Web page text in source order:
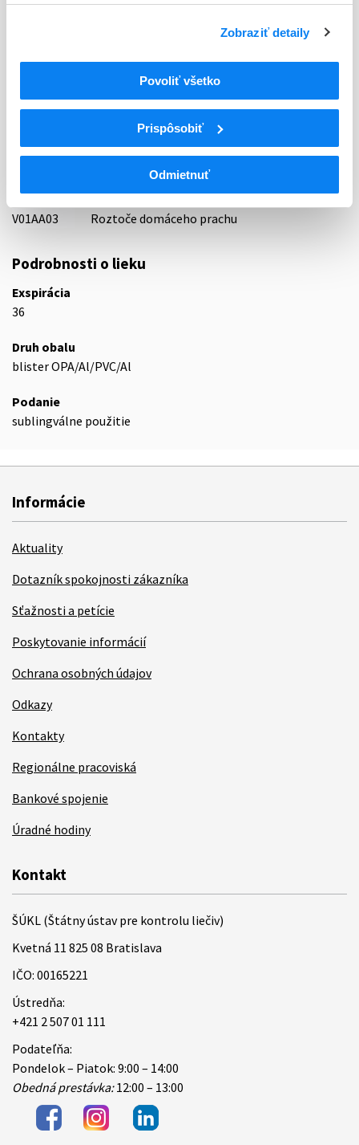
Zobraziť detaily
Povoliť všetko
Prispôsobiť
Odmietnuť
Rôzne (vária)
V01AA03
Roztoče domáceho prachu
Podrobnosti o lieku
Exspirácia
36
Druh obalu
blister OPA/Al/PVC/Al
Podanie
sublingválne použitie
Informácie
Aktuality
Dotazník spokojnosti zákazníka
Sťažnosti a petície
Poskytovanie informácií
Ochrana osobných údajov
Odkazy
Kontakty
Regionálne pracoviská
Bankové spojenie
Úradné hodiny
Kontakt
ŠÚKL (Štátny ústav pre kontrolu liečiv)
Kvetná 11 825 08 Bratislava
IČO: 00165221
Ústredňa:
+421 2 507 01 111
Podateľňa:
Pondelok – Piatok: 9:00 – 14:00
Obedná prestávka:12:00 – 13:00